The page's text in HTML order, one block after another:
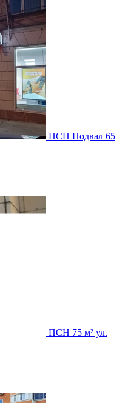
ПСН Подвал 65
ПСН 75 м² ул.